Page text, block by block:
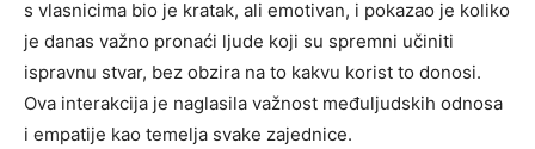
s vlasnicima bio je kratak, ali emotivan, i pokazao je koliko
je danas važno pronaći ljude koji su spremni učiniti
ispravnu stvar, bez obzira na to kakvu korist to donosi.
Ova interakcija je naglasila važnost međuljudskih odnosa
i empatije kao temelja svake zajednice.